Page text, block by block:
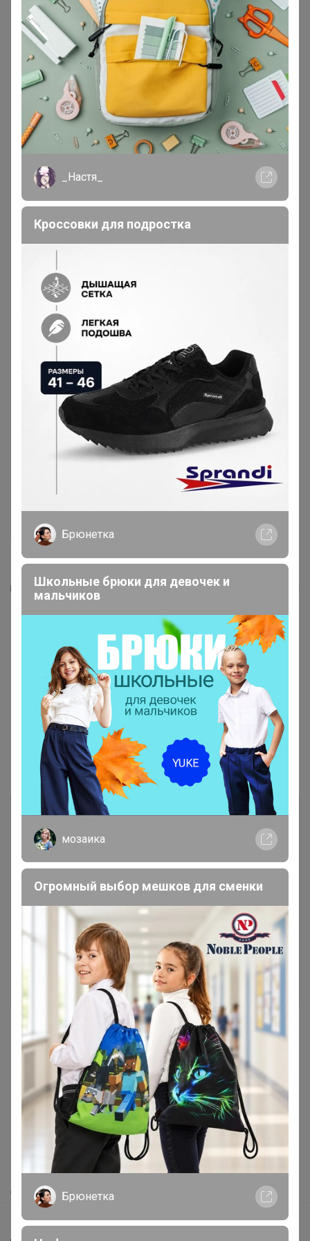
Показаны записи1-6из .
Чтобы ответить или задать вопрос
необходимо авторизоваться на сайте
Это займет меньше минуты
Войти Зарегистрироваться
Как здесь все устроено?
Как сделать заказ?
Как получить?
Доставка
Шоурумы
_Настя_
Кроссовки для подростка
Брюнетка
Школьные брюки для девочек и
мальчиков
мозаика
Огромный выбор мешков для сменки
Брюнетка